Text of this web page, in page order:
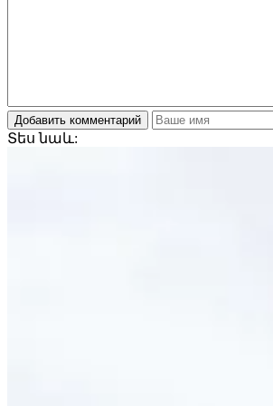
Добавить комментарий
Տեսնաև: